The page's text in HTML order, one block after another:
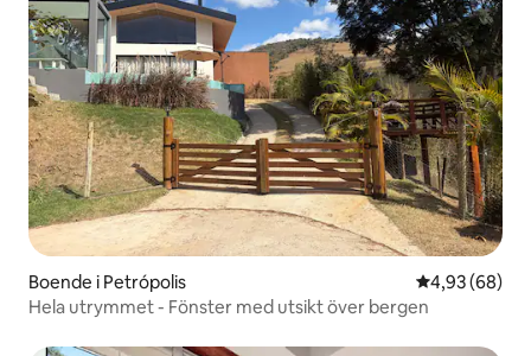
Boende i Petrópolis 4,93 av 5 i
4,93 (68)
Hela utrymmet - Fönster med utsikt över bergen